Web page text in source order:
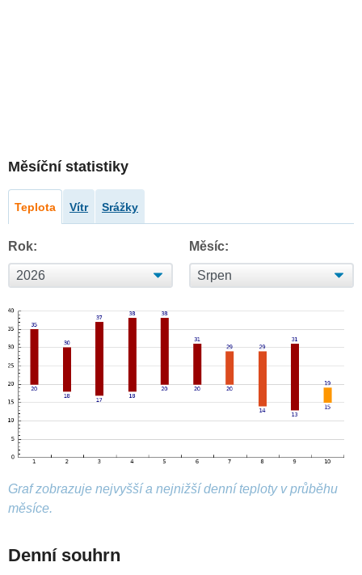
Měsíční statistiky
Teplota Vítr Srážky
Rok: Měsíc:
Graf zobrazuje nejvyšší a nejnižší denní teploty v průběhu
měsíce.
Denní souhrn